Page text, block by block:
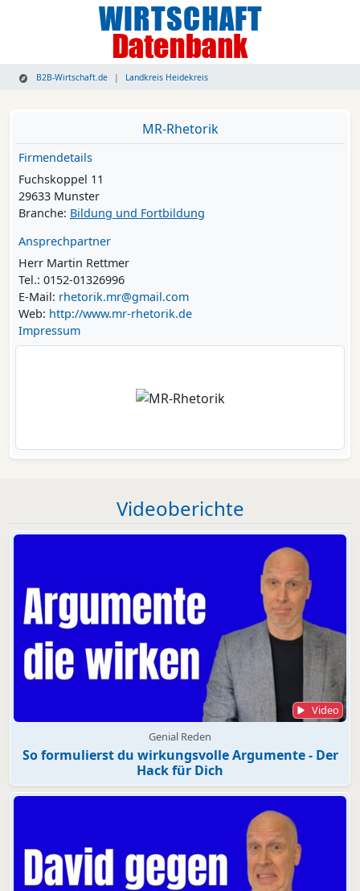
B2B-Wirtschaft.de Landkreis Heidekreis
MR-Rhetorik
Firmendetails
Fuchskoppel 11
29633 Munster
Branche: Bildung und Fortbildung
Ansprechpartner
Herr Martin Rettmer
Tel.: 0152-01326996
E-Mail: rhetorik.mr@gmail.com
Web: http://www.mr-rhetorik.de
Impressum
Videoberichte
Video
Genial Reden
So formulierst du wirkungsvolle Argumente - Der
Hack für Dich